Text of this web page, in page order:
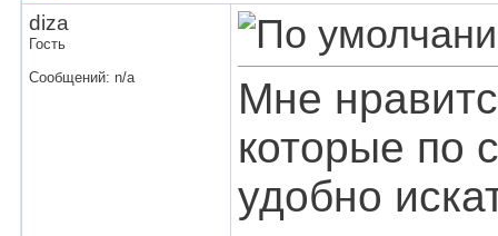
diza
Гость
Сообщений: n/a
Мне
которые по
удобно